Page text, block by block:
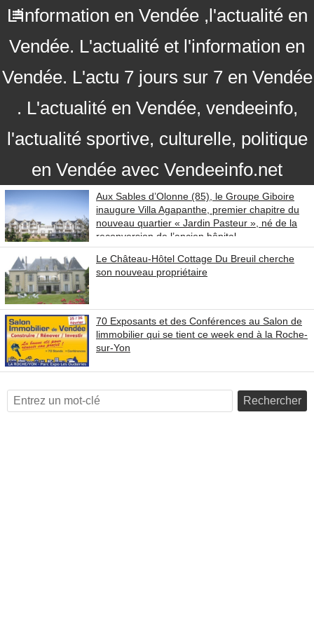
L'information en Vendée ,l'actualité en
Vendée. L'actualité et l'information en
Vendée. L'actu 7 jours sur 7 en Vendée
. L'actualité en Vendée, vendeeinfo,
l'actualité sportive, culturelle, politique
en Vendée avec Vendeeinfo.net
Aux Sables d’Olonne (85), le Groupe Giboire
inaugure Villa Agapanthe, premier chapitre du
nouveau quartier « Jardin Pasteur », né de la
reconversion de l’ancien hôpital
Le Château-Hôtel Cottage Du Breuil cherche
son nouveau propriétaire
70 Exposants et des Conférences au Salon de
limmobilier qui se tient ce week end à la Roche-
sur-Yon
Rechercher